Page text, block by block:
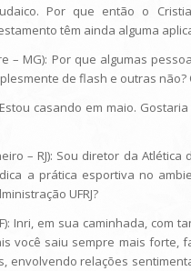
Por que então o
têm ainda alguma
– MG): Por que algumas
de flash e outras não?
casando em maio.
– RJ): Sou diretor da
a prática esportiva no
UFRJ?
Inri, em sua caminhada,
você saiu sempre mais forte,
envolvendo relações